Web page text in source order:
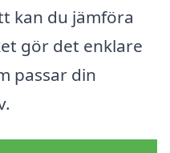
kan du jämföra
gör det enklare
passar din